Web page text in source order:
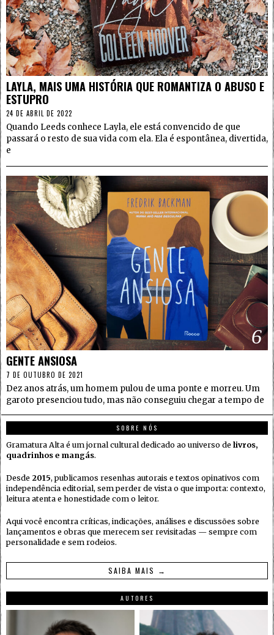
5
LAYLA, MAIS UMA HISTÓRIA QUE ROMANTIZA O ABUSO E
ESTUPRO
24 DE ABRIL DE 2022
Quando Leeds conhece Layla, ele está convencido de que
passará o resto de sua vida com ela. Ela é espontânea, divertida,
e
6
GENTE ANSIOSA
7 DE OUTUBRO DE 2021
Dez anos atrás, um homem pulou de uma ponte e morreu. Um
garoto presenciou tudo, mas não conseguiu chegar a tempo de
SOBRE NÓS
Gramatura Alta é um jornal cultural dedicado ao universo de livros,
quadrinhos e mangás.
Desde 2015, publicamos resenhas autorais e textos opinativos com
independência editorial, sem perder de vista o que importa: contexto,
leitura atenta e honestidade com o leitor.
Aqui você encontra críticas, indicações, análises e discussões sobre
lançamentos e obras que merecem ser revisitadas — sempre com
personalidade e sem rodeios.
SAIBA MAIS →
AUTORES